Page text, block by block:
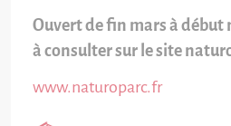
Ouvert de fin mars à début
à consulter sur le site
www.naturoparc.fr